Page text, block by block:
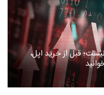
قبل از خرید اپل،